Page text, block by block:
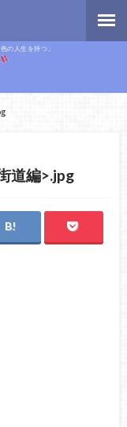
の人生を持つ」
道編>.jpg